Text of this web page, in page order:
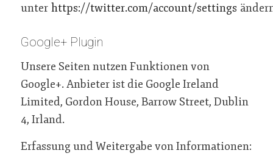
unter https://twitter.com/account/settings
Google+ Plugin
Unsere Seiten nutzen Funktionen von
Google+. Anbieter ist die Google Ireland
Limited, Gordon House, Barrow Street, Dublin
4, Irland.
Erfassung und Weitergabe von Informationen: